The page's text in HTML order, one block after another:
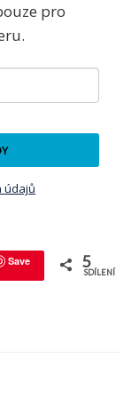
pro
údajů
Save 5
SDÍLENÍ